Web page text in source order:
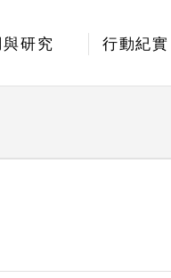
與研究 行動紀實